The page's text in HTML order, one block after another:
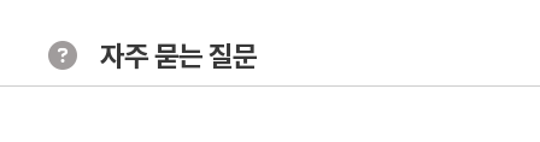
자주 묻는 질문